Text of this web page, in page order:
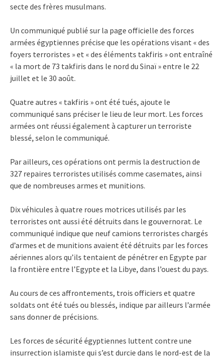
secte des frères musulmans.
Un communiqué publié sur la page officielle des forces
armées égyptiennes précise que les opérations visant « des
foyers terroristes » et « des éléments takfiris » ont entraîné
« la mort de 73 takfiris dans le nord du Sinaï » entre le 22
juillet et le 30 août.
Quatre autres « takfiris » ont été tués, ajoute le
communiqué sans préciser le lieu de leur mort. Les forces
armées ont réussi également à capturer un terroriste
blessé, selon le communiqué.
Par ailleurs, ces opérations ont permis la destruction de
327 repaires terroristes utilisés comme casemates, ainsi
que de nombreuses armes et munitions.
Dix véhicules à quatre roues motrices utilisés par les
terroristes ont aussi été détruits dans le gouvernorat. Le
communiqué indique que neuf camions terroristes chargés
d’armes et de munitions avaient été détruits par les forces
aériennes alors qu’ils tentaient de pénétrer en Egypte par
la frontière entre l’Egypte et la Libye, dans l’ouest du pays.
Au cours de ces affrontements, trois officiers et quatre
soldats ont été tués ou blessés, indique par ailleurs l’armée
sans donner de précisions.
Les forces de sécurité égyptiennes luttent contre une
insurrection islamiste qui s’est durcie dans le nord-est de la